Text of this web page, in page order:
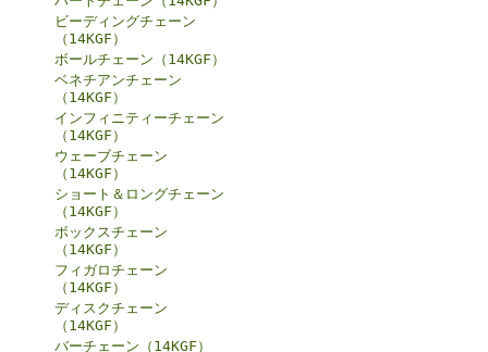
ビーディングチェーン
（14KGF）
ボールチェーン（14KGF）
ベネチアンチェーン
（14KGF）
インフィニティーチェーン
（14KGF）
ウェーブチェーン
（14KGF）
ショート＆ロングチェーン
（14KGF）
ボックスチェーン
（14KGF）
フィガロチェーン
（14KGF）
ディスクチェーン
（14KGF）
バーチェーン（14KGF）